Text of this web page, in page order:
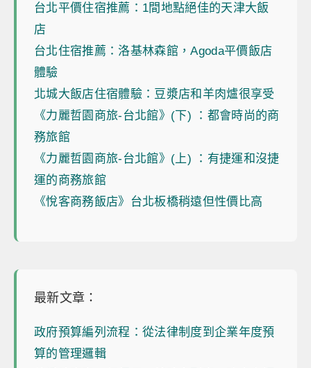
台北平價住宿推薦：1間地點絕佳的天津大飯
店
台北住宿推薦：洛基林森館，Agoda平價飯店
體驗
北城大飯店住宿體驗：豆漿店和羊肉爐很享受
《力麗哲園商旅-台北館》(下) ：都會時尚的商
務旅館
《力麗哲園商旅-台北館》(上) ：有捷運和沒捷
運的商務旅館
《悅客商務飯店》台北板橋稍遠但性價比高
最新文章：
政府預算編列流程：從法律制度到企業年度預
算的管理邏輯